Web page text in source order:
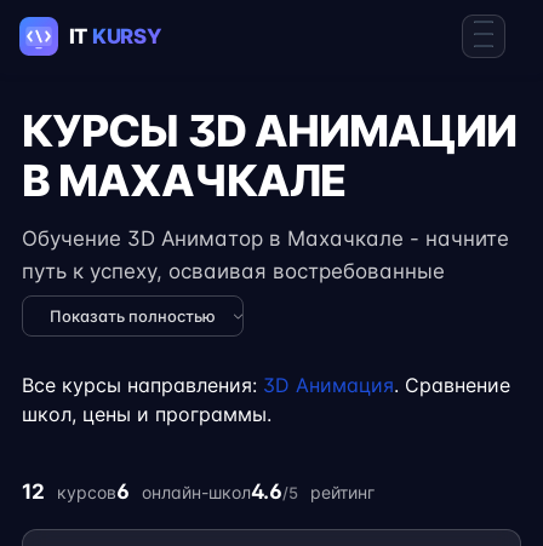
КУРСЫ 3D АНИМАЦИИ
В МАХАЧКАЛЕ
Обучение 3D Аниматор в Махачкале - начните
путь к успеху, осваивая востребованные
навыки в IT. Курсы подходят для новичков и
специалистов с опытом, включают
консультации экспертов. Гибкий формат
фрилансе.
Показать полностью
Все курсы направления: 3D Анимация. Сравнение
школ, цены и программы.
12 курсов6 онлайн-школ4.6/5 рейтинг